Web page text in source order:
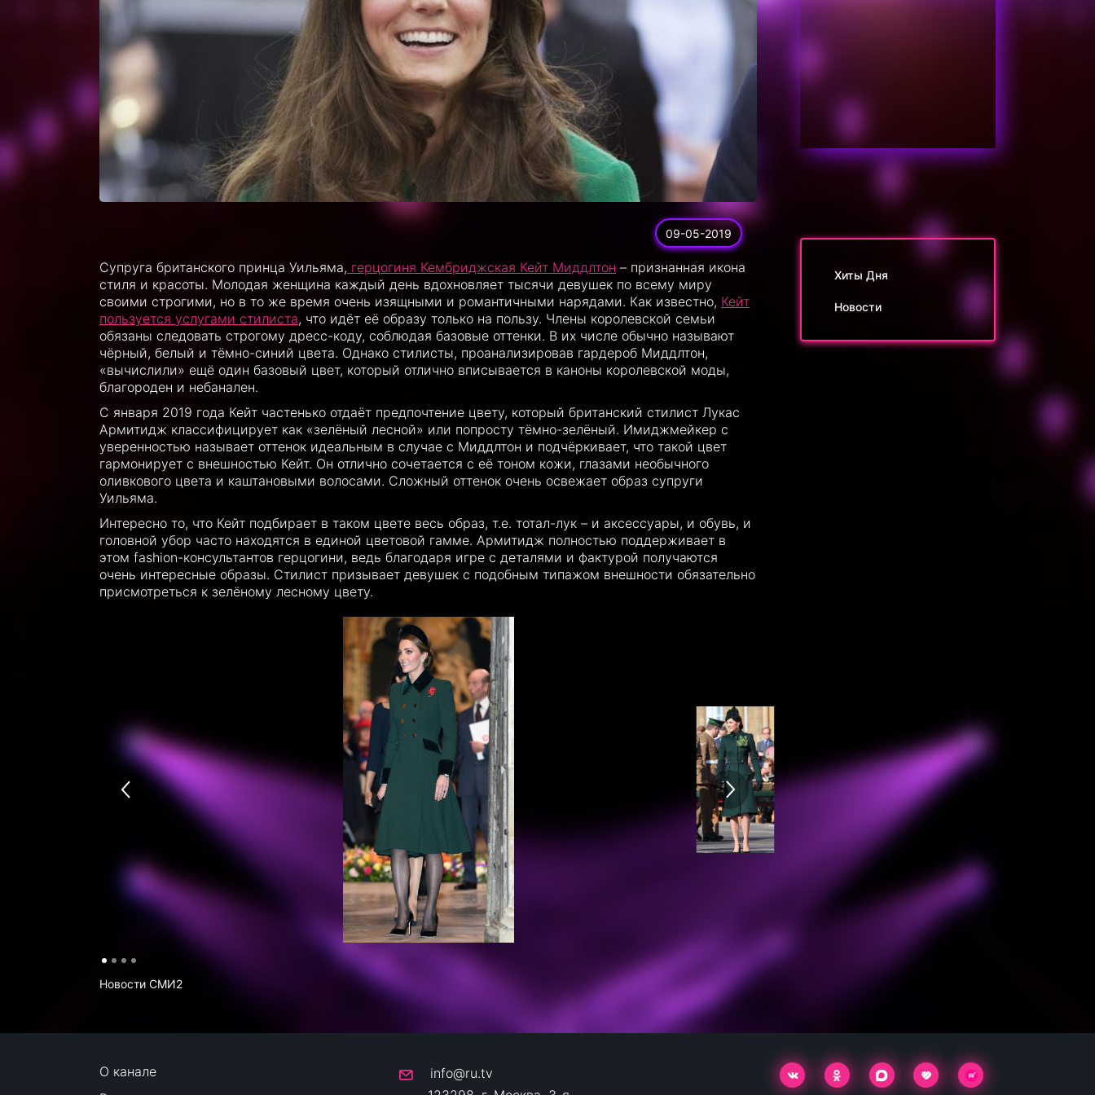
09-05-2019
Супруга британского принца Уильяма, герцогиня Кембриджская Кейт Миддлтон – признанная икона
стиля и красоты. Молодая женщина каждый день вдохновляет тысячи девушек по всему миру
своими строгими, но в то же время очень изящными и романтичными нарядами. Как известно, Кейт
пользуется услугами стилиста, что идёт её образу только на пользу. Члены королевской семьи
обязаны следовать строгому дресс-коду, соблюдая базовые оттенки. В их числе обычно называют
чёрный, белый и тёмно-синий цвета. Однако стилисты, проанализировав гардероб Миддлтон,
«вычислили» ещё один базовый цвет, который отлично вписывается в каноны королевской моды,
благороден и небанален.
С января 2019 года Кейт частенько отдаёт предпочтение цвету, который британский стилист Лукас
Армитидж классифицирует как «зелёный лесной» или попросту тёмно-зелёный. Имиджмейкер с
уверенностью называет оттенок идеальным в случае с Миддлтон и подчёркивает, что такой цвет
гармонирует с внешностью Кейт. Он отлично сочетается с её тоном кожи, глазами необычного
оливкового цвета и каштановыми волосами. Сложный оттенок очень освежает образ супруги
Уильяма.
Интересно то, что Кейт подбирает в таком цвете весь образ, т.е. тотал-лук – и аксессуары, и обувь, и
головной убор часто находятся в единой цветовой гамме. Армитидж полностью поддерживает в
этом fashion-консультантов герцогини, ведь благодаря игре с деталями и фактурой получаются
очень интересные образы. Стилист призывает девушек с подобным типажом внешности обязательно
присмотреться к зелёному лесному цвету.
Новости СМИ2
Хиты Дня
Новости
О канале
info@ru.tv